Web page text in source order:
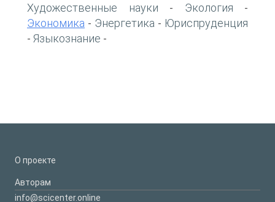
Художественные науки - Экология -
Экономика - Энергетика - Юриспруденция
- Языкознание -
О проекте
Авторам
info@scicenter.online